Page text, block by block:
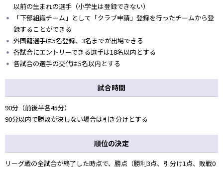
以前の生まれの選手（小学生は登録できない）
「下部組織チーム」として「クラブ申請」登録を行ったチームから登
録することができる
外国籍選手は5名登録、3名までが出場できる
各試合にエントリーできる選手は18名以内とする
各試合の選手の交代は5名以内とする
試合時間
90分（前後半各45分）
90分以内で勝敗が決しない場合は引き分けとする
順位の決定
リーグ戦の全試合が終了した時点で、勝点（勝利3点、引分け1点、敗戦0